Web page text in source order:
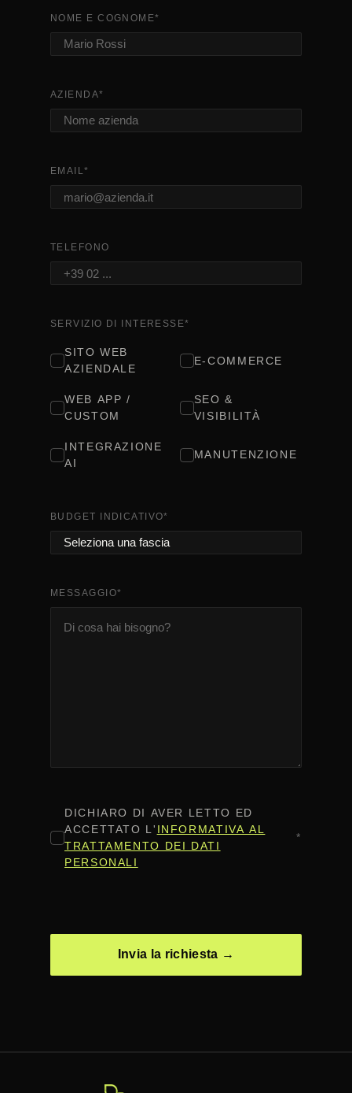
NOME E COGNOME*
AZIENDA*
EMAIL*
TELEFONO
SERVIZIO DI INTERESSE*
SITO WEB
AZIENDALE
E-COMMERCE
WEB APP /
CUSTOM
SEO &
VISIBILITÀ
INTEGRAZIONE
AI
MANUTENZIONE
BUDGET INDICATIVO*
MESSAGGIO*
CONSENSO*
DICHIARO DI AVER LETTO ED
ACCETTATO L' INFORMATIVA AL
TRATTAMENTO DEI DATI
PERSONALI
*